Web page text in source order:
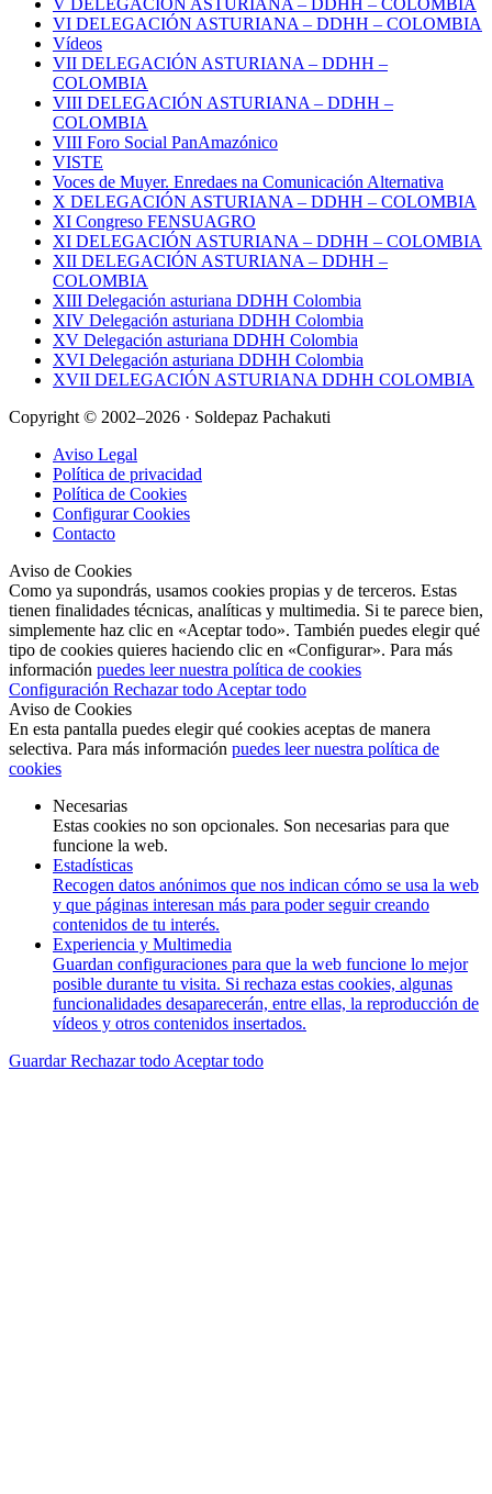
V DELEGACIÓN ASTURIANA – DDHH – COLOMBIA
VI DELEGACIÓN ASTURIANA – DDHH – COLOMBIA
Vídeos
VII DELEGACIÓN ASTURIANA – DDHH –
COLOMBIA
VIII DELEGACIÓN ASTURIANA – DDHH –
COLOMBIA
VIII Foro Social PanAmazónico
VISTE
Voces de Muyer. Enredaes na Comunicación Alternativa
X DELEGACIÓN ASTURIANA – DDHH – COLOMBIA
XI Congreso FENSUAGRO
XI DELEGACIÓN ASTURIANA – DDHH – COLOMBIA
XII DELEGACIÓN ASTURIANA – DDHH –
COLOMBIA
XIII Delegación asturiana DDHH Colombia
XIV Delegación asturiana DDHH Colombia
XV Delegación asturiana DDHH Colombia
XVI Delegación asturiana DDHH Colombia
XVII DELEGACIÓN ASTURIANA DDHH COLOMBIA
Copyright © 2002–2026 · Soldepaz Pachakuti
Aviso Legal
Política de privacidad
Política de Cookies
Configurar Cookies
Contacto
Aviso de Cookies
Como ya supondrás, usamos cookies propias y de terceros. Estas
tienen finalidades técnicas, analíticas y multimedia. Si te parece bien,
simplemente haz clic en «Aceptar todo». También puedes elegir qué
tipo de cookies quieres haciendo clic en «Configurar». Para más
información puedes leer nuestra política de cookies
Configuración Rechazar todo Aceptar todo
Aviso de Cookies
En esta pantalla puedes elegir qué cookies aceptas de manera
selectiva. Para más información puedes leer nuestra política de
cookies
Necesarias
Estas cookies no son opcionales. Son necesarias para que
funcione la web.
Estadísticas
Recogen datos anónimos que nos indican cómo se usa la web
y que páginas interesan más para poder seguir creando
contenidos de tu interés.
Experiencia y Multimedia
Guardan configuraciones para que la web funcione lo mejor
posible durante tu visita. Si rechaza estas cookies, algunas
funcionalidades desaparecerán, entre ellas, la reproducción de
vídeos y otros contenidos insertados.
GuardarRechazar todo Aceptar todo